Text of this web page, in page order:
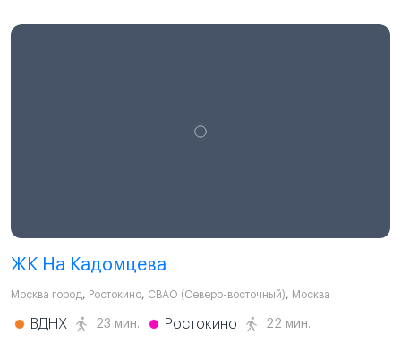
ЖК На Кадомцева
Москва город, Ростокино, СВАО (Северо-восточный), Москва
ВДНХ 23 мин. Ростокино 22 мин.